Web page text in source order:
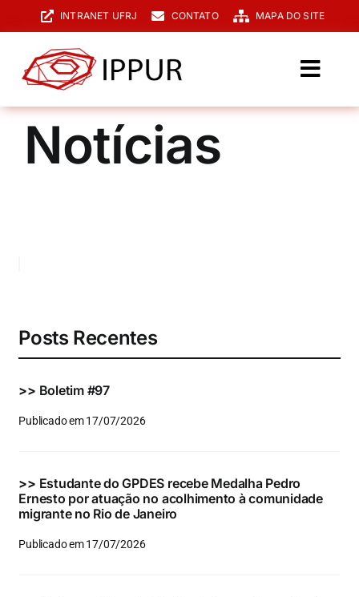
para
conteúdo
INTRANET UFRJ CONTATO MAPA DO SITE
O IPPUR
Graduação
Eventos e Certificados
para:
Notícias
Posts Recentes
>> Boletim #97
Publicado em 17/07/2026
>> Estudante do GPDES recebe Medalha Pedro
Ernesto por atuação no acolhimento à comunidade
migrante no Rio de Janeiro
Publicado em 17/07/2026